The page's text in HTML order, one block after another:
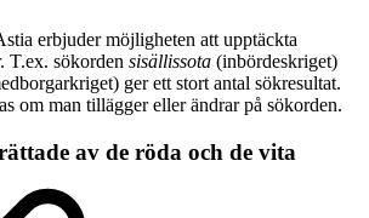
erbjuder möjligheten att upptäckta
T.ex. sökorden sisällissota (inbördeskriget)
ger ett stort antal sökresultat.
om man tillägger eller ändrar på sökorden.
av de röda och de vita